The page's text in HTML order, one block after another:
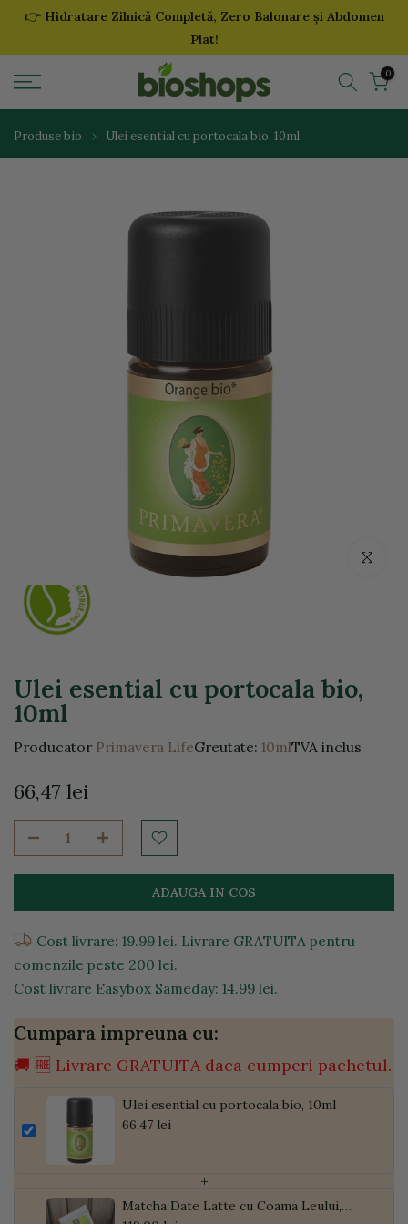
Sari
👉 Hidratare Zilnică Completă, Zero Balonare și Abdomen
Plat!
0
Produse bio Ulei esential cu portocala bio, 10ml
Click
Ulei esential cu portocala bio,
10ml
Producator Primavera LifeGreutate: 10mlTVA inclus
66,47 lei
ADAUGA IN COS
Cost livrare: 19.99 lei. Livrare GRATUITA pentru
comenzile peste 200 lei.
Cost livrare Easybox Sameday: 14.99 lei.
Cumpara impreuna cu:
🚚 🆓 Livrare GRATUITA daca cumperi pachetul.
Ulei esential cu portocala bio, 10ml
66,47 lei
+
Matcha Date Latte cu Coama Leului,